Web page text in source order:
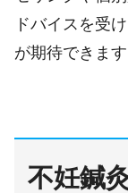
ドバイスを受
が期待できます
不妊鍼